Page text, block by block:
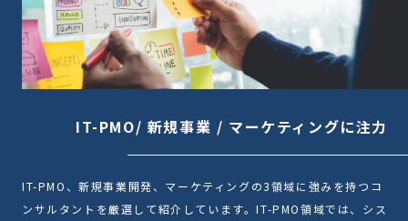
IT-PMO/ 新規事業 / マーケティングに注力
IT-PMO、新規事業開発、マーケティングの3領域に強みを持つコ
ンサルタントを厳選して紹介しています。IT-PMO領域では、シス